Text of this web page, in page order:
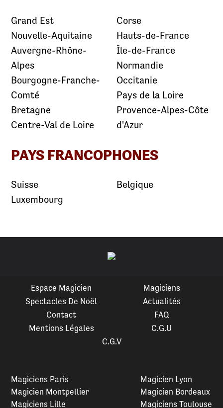
Grand Est
Nouvelle-Aquitaine
Auvergne-Rhône-
Alpes
Bourgogne-Franche-
Comté
Bretagne
Centre-Val de Loire
Corse
Hauts-de-France
Île-de-France
Normandie
Occitanie
Pays de la Loire
Provence-Alpes-Côte
d'Azur
PAYS FRANCOPHONES
Suisse
Luxembourg
Belgique
Espace Magicien
Magiciens
Spectacles De Noël
Actualités
Contact
FAQ
Mentions Légales
C.G.U
C.G.V
Magiciens Paris
Magicien Montpellier
Magiciens Lille
Magicien Lyon
Magicien Bordeaux
Magiciens Toulouse